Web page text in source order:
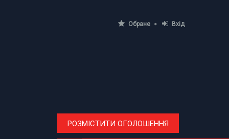
Обране Вхід
РОЗМІСТИТИ ОГОЛОШЕННЯ